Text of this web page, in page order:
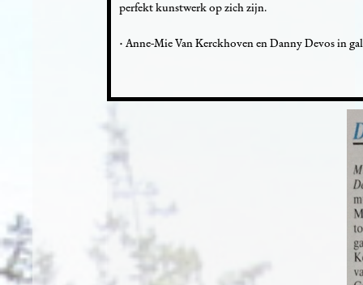
perfekt kunstwerk op zich zijn.
• Anne-Mie Van Kerckhoven en Danny Devos in